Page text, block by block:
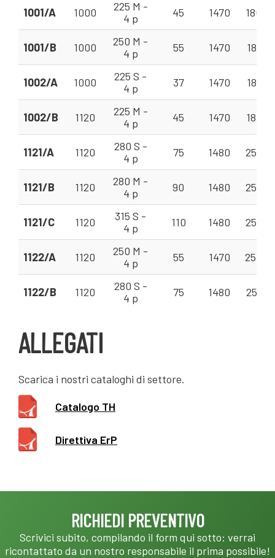
1001/A 1000
225 M -
4 p
45 1470 180 -
1001/B 1000
250 M -
4 p
55 1470 180 -
1002/A 1000
225 S -
4 p
37 1470 180 -
1002/B 1120
225 M -
4 p
45 1470 180 -
1121/A 1120
280 S -
4 p
75 1480 250 -
1121/B 1120
280 M -
4 p
90 1480 250 -
1121/C 1120
315 S -
4 p
110 1480 250 -
1122/A 1120
250 M -
4 p
55 1470 250 -
1122/B 1120
280 S -
4 p
75 1480 250 -
ALLEGATI
Scarica i nostri cataloghi di settore.
Catalogo TH
Direttiva ErP
RICHIEDI PREVENTIVO
Scrivici subito, compilando il form qui sotto: verrai
ricontattato da un nostro responsabile il prima possibile!